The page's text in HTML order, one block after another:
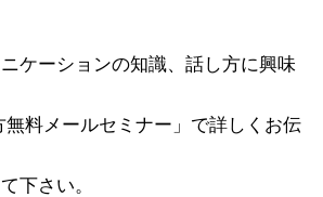
ケーションの知識、話し方に興味
無料メールセミナー」で詳しくお伝
下さい。